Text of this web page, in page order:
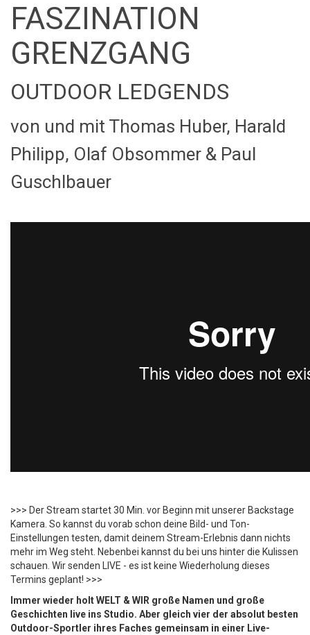
FASZINATION
GRENZGANG
OUTDOOR LEDGENDS
von und mit Thomas Huber, Harald
Philipp, Olaf Obsommer & Paul
Guschlbauer
>>> Der Stream startet 30 Min. vor Beginn mit unserer Backstage
Kamera. So kannst du vorab schon deine Bild- und Ton-
Einstellungen testen, damit deinem Stream-Erlebnis dann nichts
mehr im Weg steht. Nebenbei kannst du bei uns hinter die Kulissen
schauen. Wir senden LIVE - es ist keine Wiederholung dieses
Termins geplant! >>>
Immer wieder holt WELT & WIR große Namen und große
Geschichten live ins Studio. Aber gleich vier der absolut besten
Outdoor-Sportler ihres Faches gemeinsam in einer Live-